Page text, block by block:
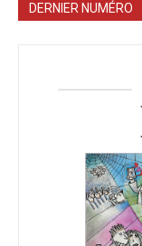
DERNIER NUMÉRO